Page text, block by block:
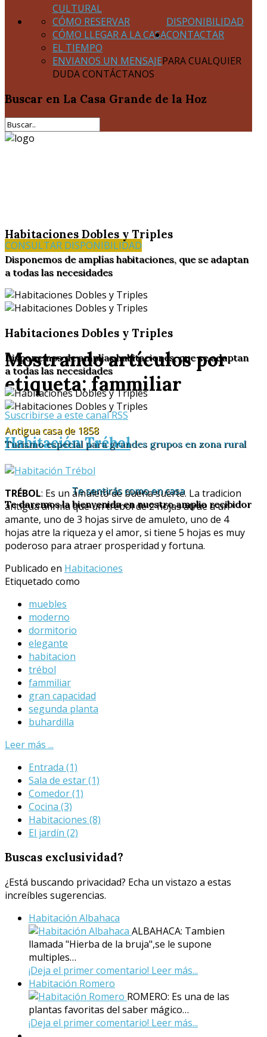
CULTURAL
DISPONIBILIDAD
CÓMO RESERVAR
CÓMO LLEGAR A LA CASA
EL TIEMPO
CONTACTAR
ENVIANOS UN MENSAJEPARA CUALQUIER
DUDA CONTÁCTANOS
Buscar en La Casa Grande de la Hoz
Habitaciones Dobles y Triples
Disponemos de amplías habitaciones, que se adaptan
a todas las necesidades
Habitaciones Dobles y Triples
Disponemos de amplías habitaciones, que se adaptan
a todas las necesidades
Antigua casa de 1858
Turismo especial para grandes grupos en zona rural
Te sentirás como en casa
Te daremos la bienvenida en nuestro amplio recibidor
CONSULTAR DISPONIBILIDAD
Mostrando artículos por
etiqueta: fammiliar
Suscribirse a este canal RSS
Habitación Trébol
TRÉBOL: Es un amuleto de buena suerte. La tradicion
antigua afirma que un trébol de 2 hojas atrae a un
amante, uno de 3 hojas sirve de amuleto, uno de 4
hojas atre la riqueza y el amor, si tiene 5 hojas es muy
poderoso para atraer prosperidad y fortuna.
Publicado en Habitaciones
Etiquetado como
muebles
moderno
dormitorio
elegante
habitacion
trébol
fammiliar
gran capacidad
segunda planta
buhardilla
Leer más ...
Entrada (1)
Sala de estar(1)
Comedor(1)
Cocina (3)
Habitaciones (8)
El jardín (2)
Buscas exclusividad?
¿Está buscando privacidad? Echa un vistazo a estas
increíbles sugerencias.
Habitación Albahaca
ALBAHACA: Tambien
llamada "Hierba de la bruja",se le supone
multiples…
¡Deja el primer comentario! Leer más...
Habitación Romero
ROMERO: Es una de las
plantas favoritas del saber mágico…
¡Deja el primer comentario! Leer más...